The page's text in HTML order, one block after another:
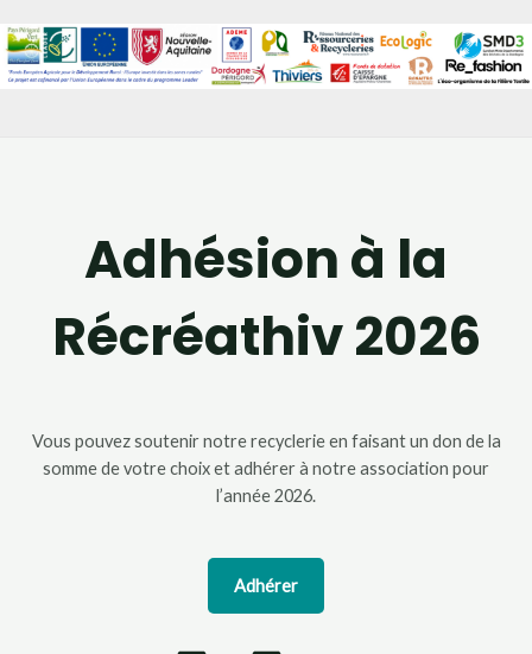
Adhésion à la
Récréathiv 2026
Vous pouvez soutenir notre recyclerie en faisant un don de la
somme de votre choix et adhérer à notre association pour
l’année 2026.
Adhérer